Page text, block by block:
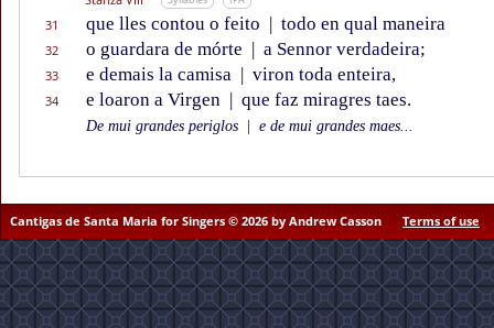
31 que lles contou o feito | todo en qual maneira
32 o guardara de mórte | a Sennor verdadeira;
33 e demais la camisa | viron toda enteira,
34 e loaron a Virgen | que faz miragres taes.
De mui grandes periglos e de mui grandes maes...
Cantigas de Santa Maria for Singers © 2026 by Andrew Casson Terms of use